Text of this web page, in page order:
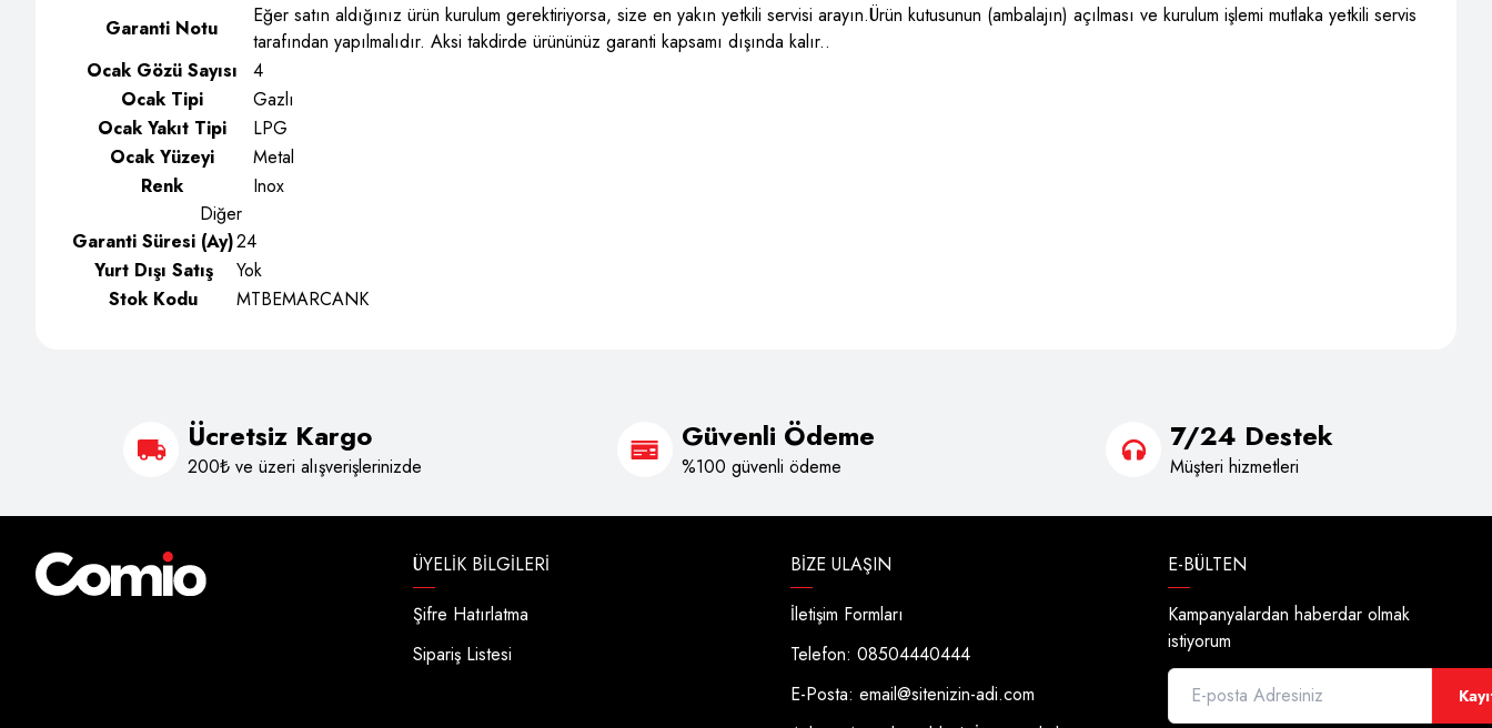
Garanti Notu
Eğer satın aldığınız ürün kurulum gerektiriyorsa, size en yakın yetkili servisi arayın.Ürün kutusunun (ambalajın) açılması ve kurulum işlemi mutlaka yetkili servis
tarafından yapılmalıdır. Aksi takdirde ürününüz garanti kapsamı dışında kalır..
Ocak Gözü Sayısı
4
Ocak Tipi
Gazlı
Ocak Yakıt Tipi
LPG
Ocak Yüzeyi
Metal
Renk
Inox
Diğer
Garanti Süresi (Ay)24
Yurt Dışı Satış
Yok
Stok Kodu
MTBEMARCANK
Ücretsiz Kargo
200₺ ve üzeri alışverişlerinizde
Güvenli Ödeme
%100 güvenli ödeme
7/24 Destek
Müşteri hizmetleri
ÜYELIK BILGILERI
Şifre Hatırlatma
Sipariş Listesi
BIZE ULAŞIN
İletişim Formları
Telefon: 08504440444
E-Posta: email@sitenizin-adi.com
E-BÜLTEN
Kampanyalardan haberdar olmak
istiyorum